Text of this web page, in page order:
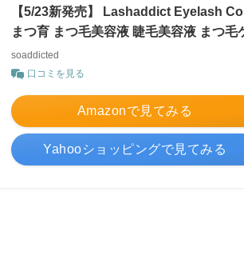
【5/23新発売】 Lashaddict Eyelash
まつ育 まつ毛美容液 睫毛美容液 まつ毛
soaddicted
口コミを見る
Amazonで見てみる
Yahooショッピングで見てみる